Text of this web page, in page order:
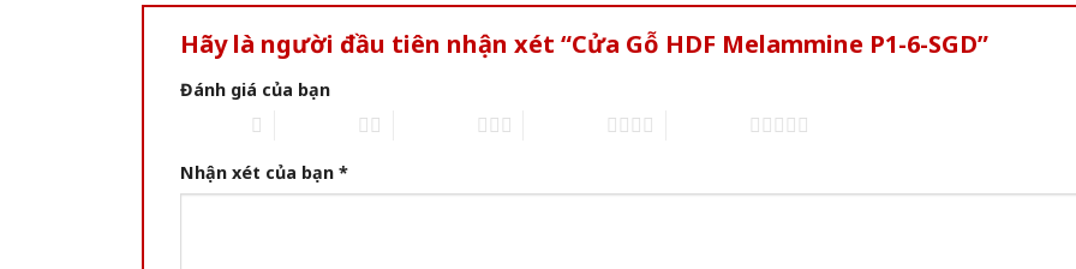
Hãy là người đầu tiên nhận xét “Cửa Gỗ HDF Melammine P1-6-SGD”
Đánh giá của bạn
Nhận xét của bạn *